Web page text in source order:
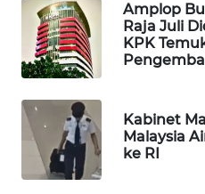
Amplop
Raja Juli
KPK
Kabinet
Malaysia
ke RI
WAHANA
DESA
WISATA
LAPAK
WAHANA